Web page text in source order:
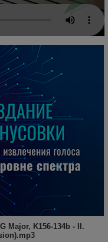
Major, K156-134b - II.